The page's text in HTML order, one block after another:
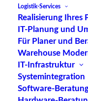
Logistik-Services
Realisierung Ihres
IT-Planung und
Für Planer und
Warehouse
IT-Infrastruktur
Systemintegration
Software-